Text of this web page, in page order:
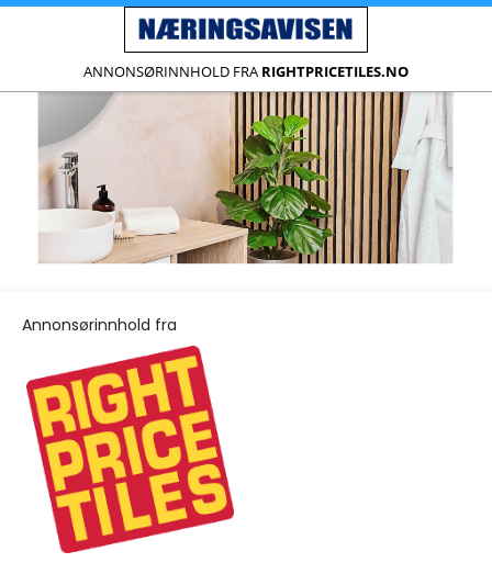
ANNONSØRINNHOLD FRA RIGHTPRICETILES.NO
Annonsørinnhold fra